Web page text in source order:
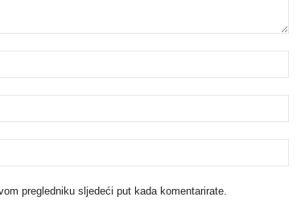
pregledniku sljedeći put kada komentarirate.